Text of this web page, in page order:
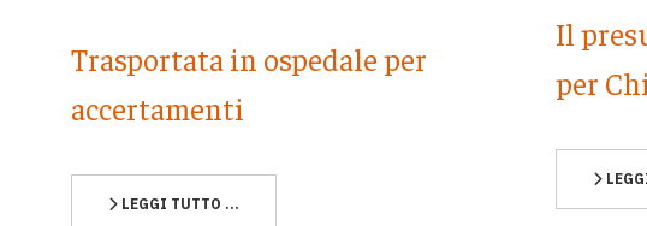
Trasportata in ospedale per
accertamenti
LEGGI TUTTO …
Il
per